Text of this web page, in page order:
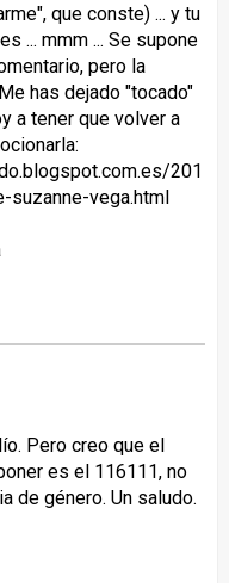
que conste) ... y tu
... mmm ... Se supone
pero la
has dejado "tocado"
a tener que volver a
201
vega.html
Pero creo que el
es el 116111, no
de género. Un saludo.